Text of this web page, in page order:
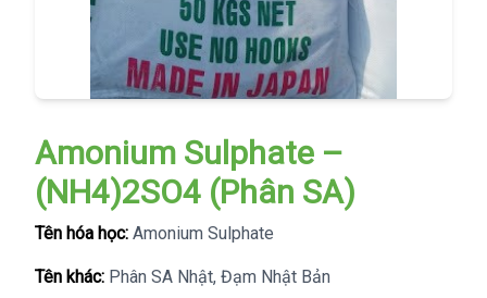
Amonium Sulphate –
(NH4)2SO4 (Phân SA)
Tên hóa học: Amonium Sulphate
Tên khác: Phân SA Nhật, Đạm Nhật Bản